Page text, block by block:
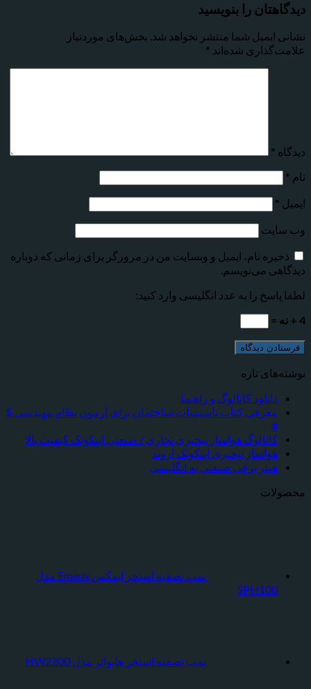
دیدگاهتان را بنویسید
نشانی ایمیل شما منتشر نخواهد شد. بخش‌های موردنیاز
علامت‌گذاری شده‌اند *
دیدگاه *
نام *
ایمیل *
وب‌ سایت
ذخیره نام، ایمیل و وبسایت من در مرورگر برای زمانی که دوباره
دیدگاهی می‌نویسم.
لطفا پاسخ را به عدد انگلیسی وارد کنید:
4 + نه =
نوشته‌های تازه
دانلود کاتالوگ و راهنما
معرفی کتاب تاسیسات ساختمان برای آزمون نظام مهندسی $
#
کاتالوگ هواساز تبخیری تجاری / صنعتی اینکوتک کیفیت بالا
هواساز تبخیری اینکوتک اروند
هیتر برقی صنعتی به انگلیسی
محصولات
پمپ تصفیه استخر ایمکس Emaux مدل
SPH100
پمپ تصفیه استخر هایواتر مدل HW2200